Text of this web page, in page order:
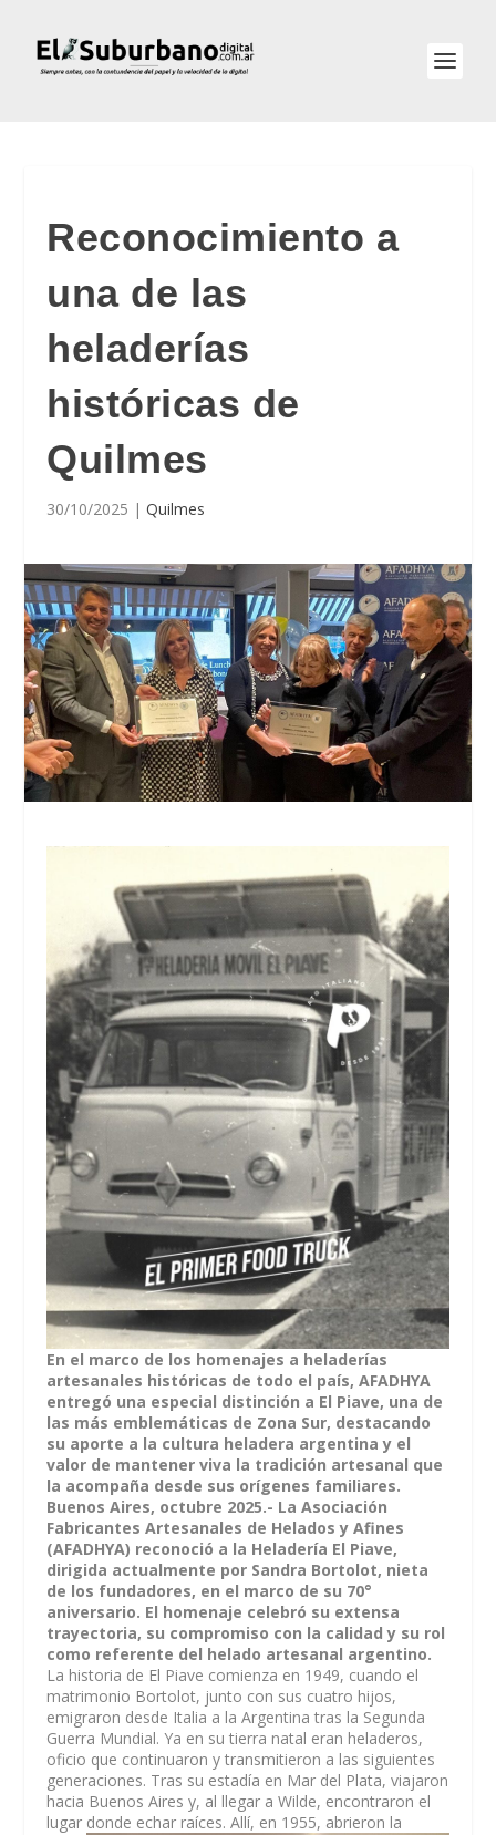
Reconocimiento a
una de las
heladerías
históricas de
Quilmes
30/10/2025 |Quilmes
En el marco de los homenajes a heladerías
artesanales históricas de todo el país, AFADHYA
entregó una especial distinción a El Piave, una de
las más emblemáticas de Zona Sur, destacando
su aporte a la cultura heladera argentina y el
valor de mantener viva la tradición artesanal que
la acompaña desde sus orígenes familiares.
Buenos Aires, octubre 2025.- La Asociación
Fabricantes Artesanales de Helados y Afines
(AFADHYA) reconoció a la Heladería El Piave,
dirigida actualmente por Sandra Bortolot, nieta
de los fundadores, en el marco de su 70°
aniversario. El homenaje celebró su extensa
trayectoria, su compromiso con la calidad y su rol
como referente del helado artesanal argentino.
La historia de El Piave comienza en 1949, cuando el
matrimonio Bortolot, junto con sus cuatro hijos,
emigraron desde Italia a la Argentina tras la Segunda
Guerra Mundial. Ya en su tierra natal eran heladeros,
oficio que continuaron y transmitieron a las siguientes
generaciones. Tras su estadía en Mar del Plata, viajaron
hacia Buenos Aires y, al llegar a Wilde, encontraron el
lugar donde echar raíces. Allí, en 1955, abrieron la